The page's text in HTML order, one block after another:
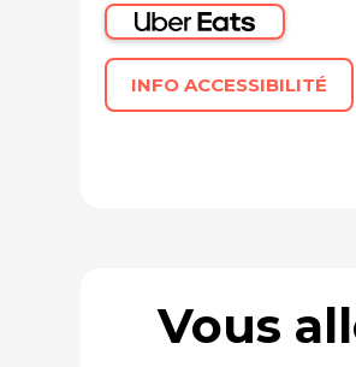
INFO ACCESSIBILITÉ
Vous